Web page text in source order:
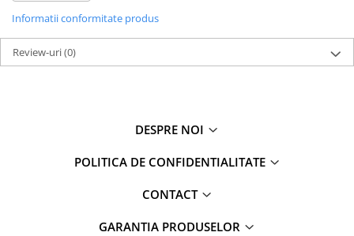
Fabricat în România.
Informatii conformitate produs
Review-uri(0)
DESPRE NOI
POLITICA DE CONFIDENTIALITATE
CONTACT
GARANTIA PRODUSELOR